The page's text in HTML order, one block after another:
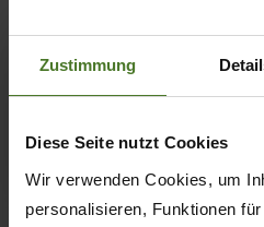
Zustimmung
Diese Seite nutzt Cookies
Wir verwenden Cookies, um
personalisieren, Funktionen
Allgemeine